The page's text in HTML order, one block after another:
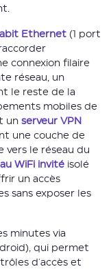
Ethernet (1 port
connexion filaire
réseau, un
le reste de la
mobiles de
un serveur VPN
une couche de
vers le réseau du
WiFi invité isolé
un accès
sans exposer les
minutes via
qui permet
d'accès et